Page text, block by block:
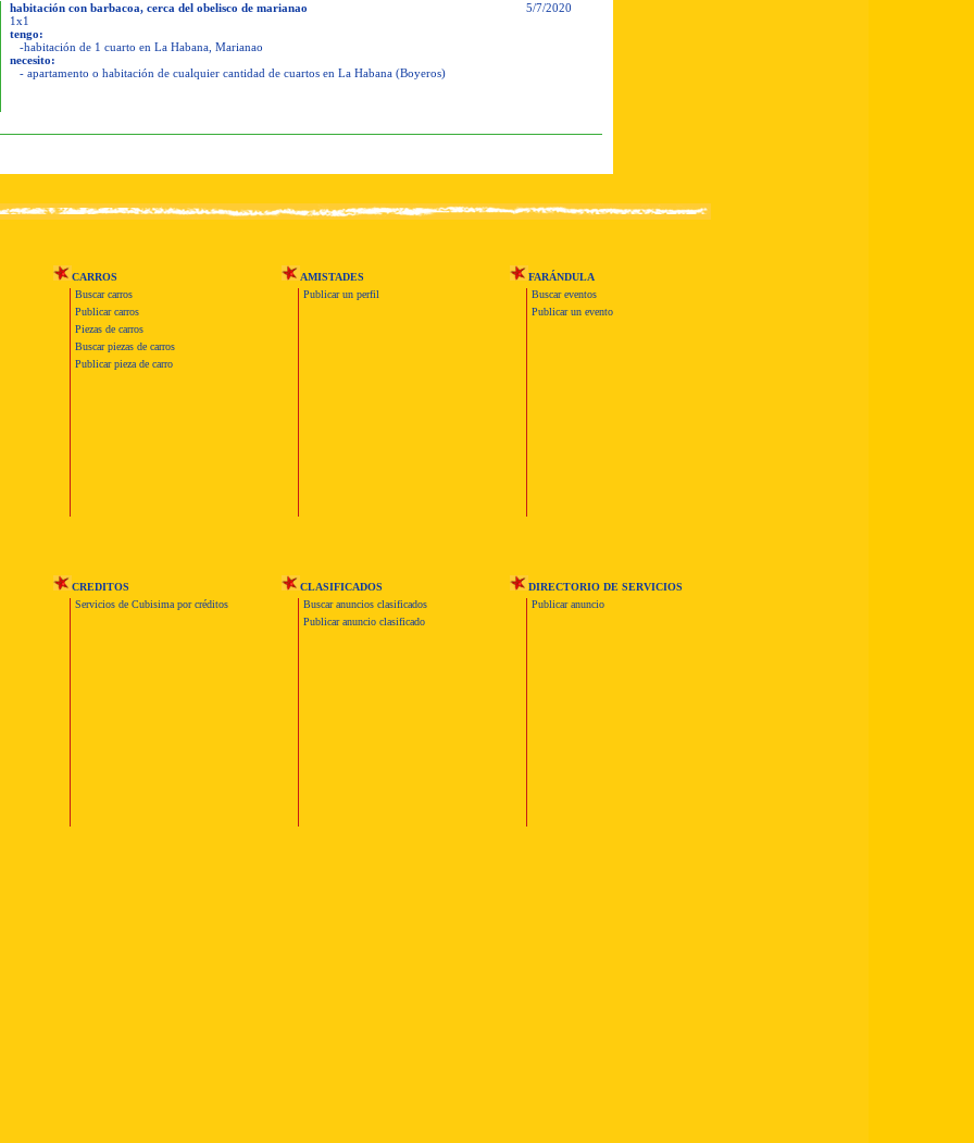
habitación con barbacoa, cerca del obelisco de marianao
1x1
tengo:
-habitación de 1 cuarto en La Habana, Marianao
necesito:
- apartamento o habitación de cualquier cantidad de cuartos en La Habana (Boyeros)
5/7/2020
CARROS
Buscar carros
Publicar carros
Piezas de carros
Buscar piezas de carros
Publicar pieza de carro
AMISTADES
Publicar un perfil
FARÁNDULA
Buscar eventos
Publicar un evento
CREDITOS
Servicios de Cubisima por créditos
CLASIFICADOS
Buscar anuncios clasificados
Publicar anuncio clasificado
DIRECTORIO DE SERVICIOS
Publicar anuncio